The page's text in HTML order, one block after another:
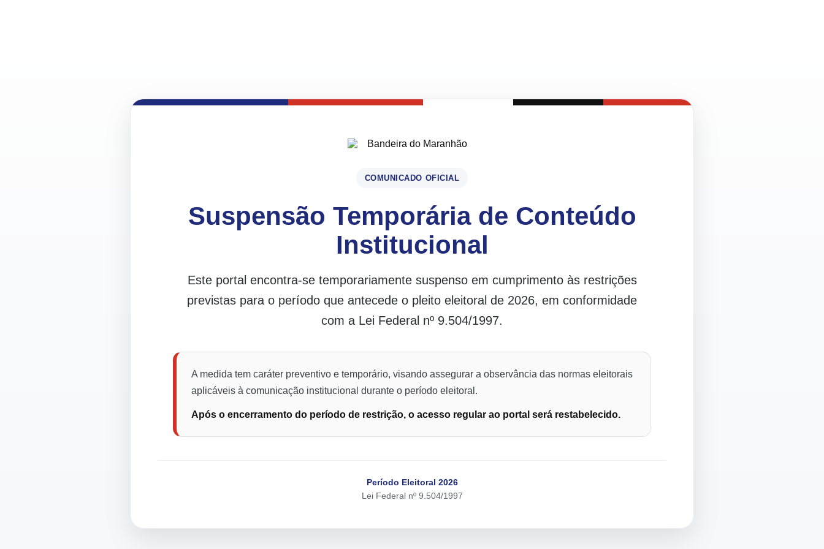
COMUNICADO OFICIAL
Suspensão Temporária de Conteúdo
Institucional
Este portal encontra-se temporariamente suspenso em cumprimento às restrições
previstas para o período que antecede o pleito eleitoral de 2026, em conformidade
com a Lei Federal nº 9.504/1997.
A medida tem caráter preventivo e temporário, visando assegurar a observância das normas eleitorais
aplicáveis à comunicação institucional durante o período eleitoral.
Após o encerramento do período de restrição, o acesso regular ao portal será restabelecido.
Período Eleitoral 2026
Lei Federal nº 9.504/1997